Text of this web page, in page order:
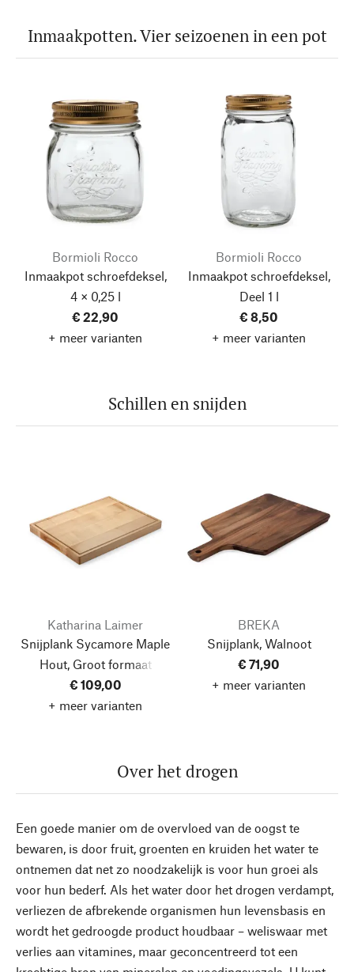
Inmaakpotten. Vier seizoenen in een pot
Bormioli Rocco
Inmaakpot schroefdeksel,
4 × 0,25 l
€ 22,90
+ meer varianten
Bormioli Rocco
Inmaakpot schroefdeksel,
Deel 1 l
€ 8,50
+ meer varianten
Schillen en snijden
Katharina Laimer
Snijplank Sycamore Maple
Hout, Groot formaat
€ 109,00
+ meer varianten
BREKA
Snijplank, Walnoot
€ 71,90
+ meer varianten
Over het drogen
Een goede manier om de overvloed van de oogst te
bewaren, is door fruit, groenten en kruiden het water te
ontnemen dat net zo noodzakelijk is voor hun groei als
voor hun bederf. Als het water door het drogen verdampt,
verliezen de afbrekende organismen hun levensbasis en
wordt het gedroogde product houdbaar – weliswaar met
verlies aan vitamines, maar geconcentreerd tot een